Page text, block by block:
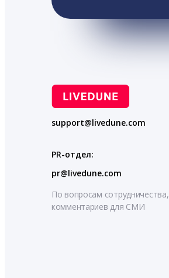
support@livedune.com
PR-отдел:
pr@livedune.com
По вопросам сотрудничества,
комментариев для СМИ